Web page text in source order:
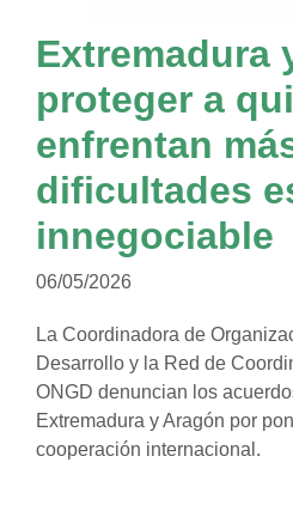
Extremadura
proteger a
enfrentan
dificultades
innegociable
06/05/2026
La Coordinadora de
Desarrollo y la Red de
ONGD denuncian los
Extremadura y Aragón por
cooperación internacional.